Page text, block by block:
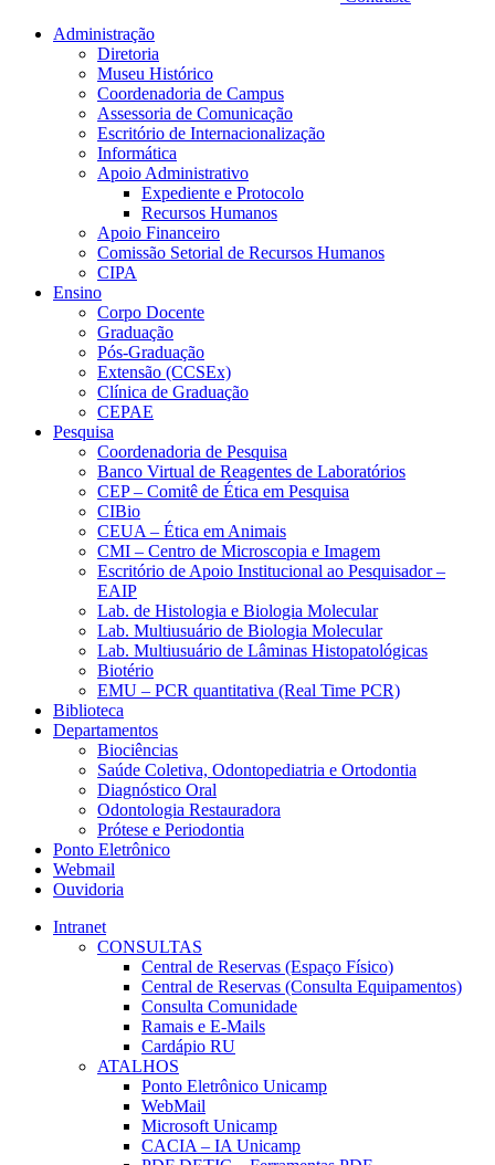
Administração
Diretoria
Museu Histórico
Coordenadoria de Campus
Assessoria de Comunicação
Escritório de Internacionalização
Informática
Apoio Administrativo
Expediente e Protocolo
Recursos Humanos
Apoio Financeiro
Comissão Setorial de Recursos Humanos
CIPA
Ensino
Corpo Docente
Graduação
Pós-Graduação
Extensão (CCSEx)
Clínica de Graduação
CEPAE
Pesquisa
Coordenadoria de Pesquisa
Banco Virtual de Reagentes de Laboratórios
CEP – Comitê de Ética em Pesquisa
CIBio
CEUA – Ética em Animais
CMI – Centro de Microscopia e Imagem
Escritório de Apoio Institucional ao Pesquisador –
EAIP
Lab. de Histologia e Biologia Molecular
Lab. Multiusuário de Biologia Molecular
Lab. Multiusuário de Lâminas Histopatológicas
Biotério
EMU – PCR quantitativa (Real Time PCR)
Biblioteca
Departamentos
Biociências
Saúde Coletiva, Odontopediatria e Ortodontia
Diagnóstico Oral
Odontologia Restauradora
Prótese e Periodontia
Ponto Eletrônico
Webmail
Ouvidoria
Intranet
CONSULTAS
Central de Reservas (Espaço Físico)
Central de Reservas (Consulta Equipamentos)
Consulta Comunidade
Ramais e E-Mails
Cardápio RU
ATALHOS
Ponto Eletrônico Unicamp
WebMail
Microsoft Unicamp
CACIA – IA Unicamp